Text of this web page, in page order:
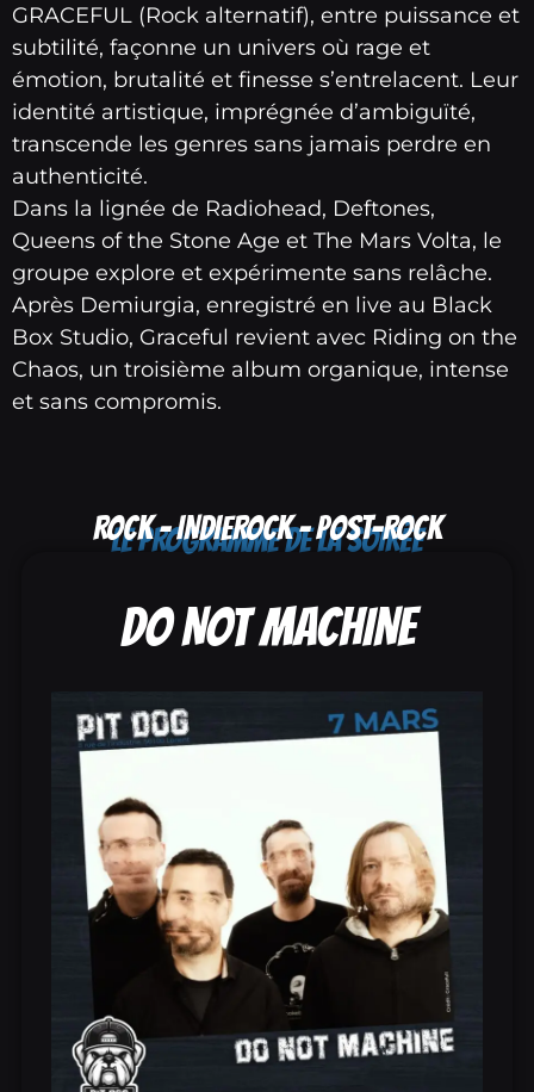
GRACEFUL (Rock alternatif), entre puissance et
subtilité, façonne un univers où rage et
émotion, brutalité et finesse s’entrelacent. Leur
identité artistique, imprégnée d’ambiguïté,
transcende les genres sans jamais perdre en
authenticité.
Dans la lignée de Radiohead, Deftones,
Queens of the Stone Age et The Mars Volta, le
groupe explore et expérimente sans relâche.
Après Demiurgia, enregistré en live au Black
Box Studio, Graceful revient avec Riding on the
Chaos, un troisième album organique, intense
et sans compromis.
LE PROGRAMME DE LA SOIRÉE
ROCK - INDIEROCK - POST-ROCK
DO NOT MACHINE